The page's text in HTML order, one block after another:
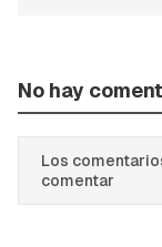
No hay
Los
comentar